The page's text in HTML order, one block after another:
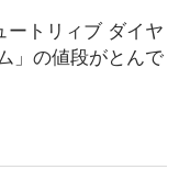
ートリィブ ダイヤ
」の値段がとんで